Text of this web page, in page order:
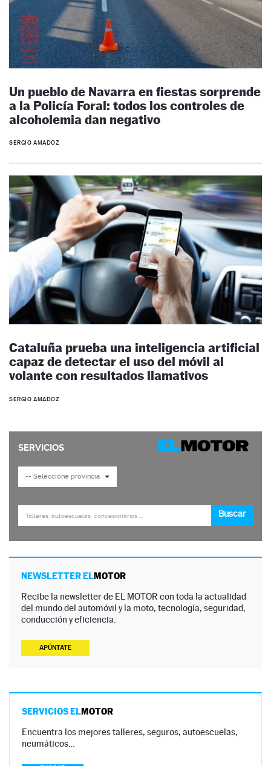
Un pueblo de Navarra en fiestas sorprende
a la Policía Foral: todos los controles de
alcoholemia dan negativo
SERGIO AMADOZ
Cataluña prueba una inteligencia artificial
capaz de detectar el uso del móvil al
volante con resultados llamativos
SERGIO AMADOZ
NEWSLETTER ELMOTOR
Recibe la newsletter de EL MOTOR con toda la actualidad
del mundo del automóvil y la moto, tecnología, seguridad,
conducción y eficiencia.
APÚNTATE
SERVICIOS ELMOTOR
Encuentra los mejores talleres, seguros, autoescuelas,
neumáticos…